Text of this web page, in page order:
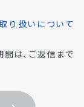
り扱いについて
間は、ご返信まで